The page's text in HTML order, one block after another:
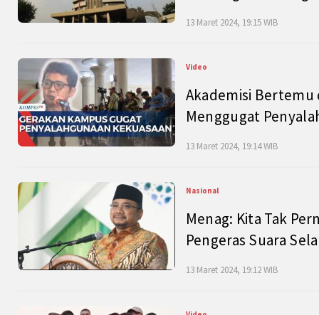
13 Maret 2024, 19:15 WIB
Video
Akademisi Bertemu
Menggugat
13 Maret 2024, 19:14 WIB
Nasional
Menag: Kita Tak
Pengeras Suara
13 Maret 2024, 19:12 WIB